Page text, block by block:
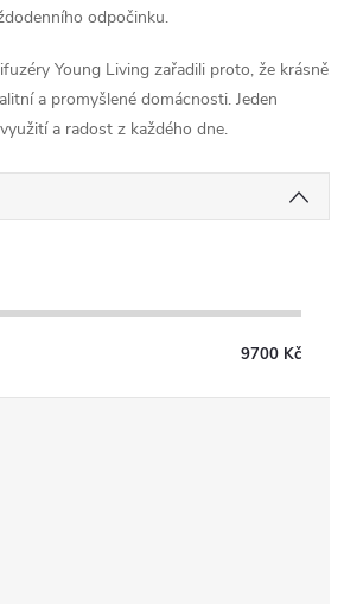
odpočinku.
Young Living zařadili proto, že krásně
a promyšlené domácnosti. Jeden
a radost z každého dne.
9700 Kč